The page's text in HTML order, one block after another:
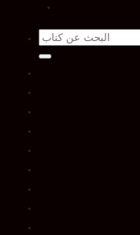
Search
for: